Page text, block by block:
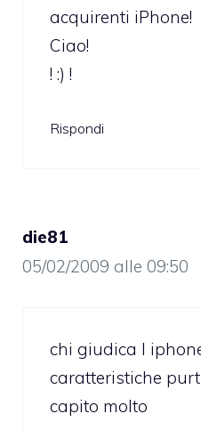
acquirenti iPhone!
Ciao!
! :) !
Rispondi
die81
05/02/2009 alle 09:50
chi giudica l
caratteristiche
capito molto